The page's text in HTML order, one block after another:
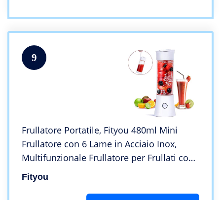
9
Frullatore Portatile, Fityou 480ml Mini
Frullatore con 6 Lame in Acciaio Inox,
Multifunzionale Frullatore per Frullati con
USB Ricaricabile per Frullati, Frappe, Frutta
e Verdura, BPA Free (Bianco)
Fityou